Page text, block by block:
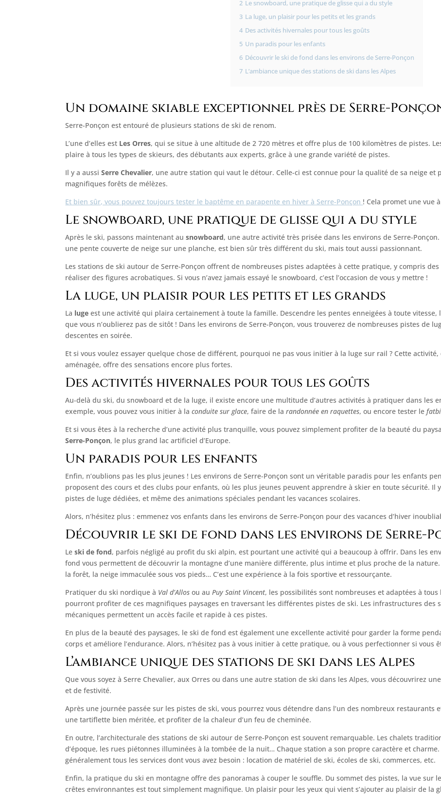
2 Le snowboard, une pratique de glisse qui a du style
3 La luge, un plaisir pour les petits et les grands
4 Des activités hivernales pour tous les goûts
5 Un paradis pour les enfants
6 Découvrir le ski de fond dans les environs de Serre-Ponçon
7 L’ambiance unique des stations de ski dans les Alpes
Un domaine skiable exceptionnel près de Serre-
Serre-Ponçon est entouré de plusieurs stations de ski de renom.
L’une d’elles est Les Orres, qui se situe à une altitude de 2 720 mètres et offre plus de 100 kilomètres de pistes.
plaire à tous les types de skieurs, des débutants aux experts, grâce à une grande variété de pistes.
Il y a aussiSerre Chevalier, une autre station qui vaut le détour. Celle-ci est connue pour la qualité de sa neige et
magnifiques forêts de mélèzes.
Et bien sûr, vous pouvez toujours tester le baptême en parapente en hiver à Serre-Ponçon ! Cela promet une vue
Le snowboard, une pratique de glisse qui a du style
Après le ski, passons maintenant ausnowboard, une autre activité très prisée dans les environs de Serre-
une pente couverte de neige sur une planche, est bien sûr très différent du ski, mais tout aussi passionnant.
Les stations de ski autour de Serre-Ponçon offrent de nombreuses pistes adaptées à cette pratique, y compris
réaliser des figures acrobatiques. Si vous n’avez jamais essayé le snowboard, c’est l’occasion de vous y mettre !
La luge, un plaisir pour les petits et les grands
La luge est une activité qui plaira certainement à toute la famille. Descendre les pentes enneigées à toute vitesse,
que vous n’oublierez pas de sitôt ! Dans les environs de Serre-Ponçon, vous trouverez de nombreuses pistes de
descentes en soirée.
Et si vous voulez essayer quelque chose de différent, pourquoi ne pas vous initier à la luge sur rail ? Cette
aménagée, offre des sensations encore plus fortes.
Des activités hivernales pour tous les goûts
Au-delà du ski, du snowboard et de la luge, il existe encore une multitude d’autres activités à pratiquer dans les
exemple, vous pouvez vous initier à laconduite sur glace, faire de larandonnée en raquettes, ou encore tester le
Et si vous êtes à la recherche d’une activité plus tranquille, vous pouvez simplement profiter de la beauté du
Serre-Ponçon, le plus grand lac artificiel d’Europe.
Un paradis pour les enfants
Enfin, n’oublions pas les plus jeunes ! Les environs de Serre-Ponçon sont un véritable paradis pour les enfants
proposent des cours et des clubs pour enfants, où les plus jeunes peuvent apprendre à skier en toute sécurité. Il
pistes de luge dédiées, et même des animations spéciales pendant les vacances scolaires.
Alors, n’hésitez plus : emmenez vos enfants dans les environs de Serre-Ponçon pour des vacances d’hiver
Découvrir le ski de fond dans les environs de Serre-
Leski de fond, parfois négligé au profit du ski alpin, est pourtant une activité qui a beaucoup à offrir. Dans les
fond vous permettent de découvrir la montagne d’une manière différente, plus intime et plus proche de la nature.
la forêt, la neige immaculée sous vos pieds… C’est une expérience à la fois sportive et ressourçante.
Pratiquer du ski nordique à Val d’Allos ou auPuy Saint Vincent, les possibilités sont nombreuses et adaptées à
pourront profiter de ces magnifiques paysages en traversant les différentes pistes de ski. Les infrastructures des
mécaniques permettent un accès facile et rapide à ces pistes.
En plus de la beauté des paysages, le ski de fond est également une excellente activité pour garder la forme
corps et améliore l’endurance. Alors, n’hésitez pas à vous initier à cette pratique, ou à vous perfectionner si vous
L’ambiance unique des stations de ski dans les Alpes
Que vous soyez à Serre Chevalier, aux Orres ou dans une autre station de ski dans les Alpes, vous découvrirez
et de festivité.
Après une journée passée sur les pistes de ski, vous pourrez vous détendre dans l’un des nombreux restaurants
une tartiflette bien méritée, et profiter de la chaleur d’un feu de cheminée.
En outre, l’architecturale des stations de ski autour de Serre-Ponçon est souvent remarquable. Les chalets
d’époque, les rues piétonnes illuminées à la tombée de la nuit… Chaque station a son propre caractère et
généralement tous les services dont vous avez besoin : location de matériel de ski, écoles de ski, commerces, etc.
Enfin, la pratique du ski en montagne offre des panoramas à couper le souffle. Du sommet des pistes, la vue sur
crêtes environnantes est tout simplement magnifique. Un plaisir pour les yeux qui vient s’ajouter au plaisir de la